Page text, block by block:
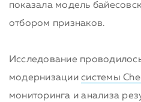
показала модель
отбором признаков.
Исследование
модернизациисистемы
мониторинга и анализа